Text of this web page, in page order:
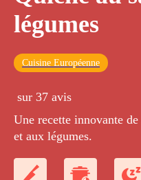
légumes
Cuisine Européenne
sur 37 avis
Une recette innovante
et aux légumes.